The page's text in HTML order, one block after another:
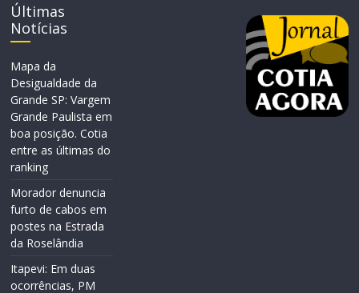
Últimas
Notícias
Mapa da
Desigualdade da
Grande SP: Vargem
Grande Paulista em
boa posição. Cotia
entre as últimas do
ranking
Morador denuncia
furto de cabos em
postes na Estrada
da Roselândia
Itapevi: Em duas
ocorrências, PM